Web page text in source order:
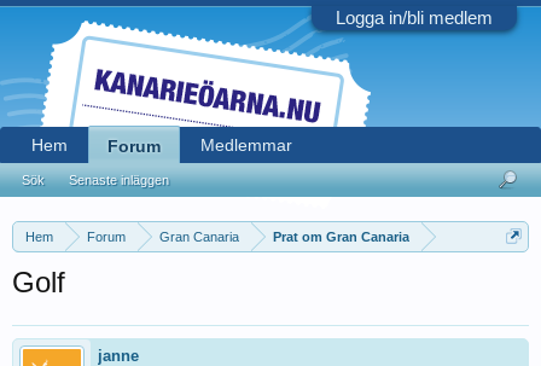
Logga in/bli medlem
Hem Forum Gran Canaria Prat om Gran Canaria
Golf
janne
Hem Forum
Sök Senaste inläggen
Medlemmar